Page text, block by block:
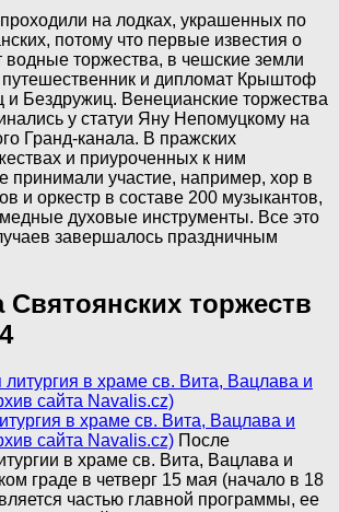
на лодках, украшенных по
потому что первые известия о
водные торжества, в чешские земли
путешественник и дипломат Крыштоф
и Бездружиц. Венецианские торжества
у статуи Яну Непомуцкому на
Гранд-канала. В пражских
и приуроченных к ним
принимали участие, например, хор в
и оркестр в составе 200 музыкантов,
духовые инструменты. Все это
завершалось праздничным
торжеств
в храме св. Вита, Вацлава и
сайта Navalis.cz) После
в храме св. Вита, Вацлава и
граде в четверг 15 мая (начало в 18
частью главной программы, ее